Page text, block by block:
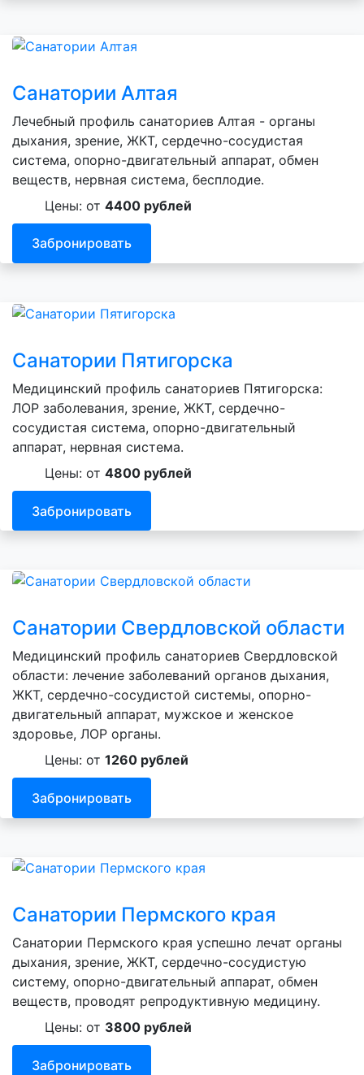
Санатории Алтая
Лечебный профиль санаториев Алтая - органы
дыхания, зрение, ЖКТ, сердечно-сосудистая
система, опорно-двигательный аппарат, обмен
веществ, нервная система, бесплодие.
Цены: от 4400 рублей
Забронировать
Санатории Пятигорска
Медицинский профиль санаториев Пятигорска:
ЛОР заболевания, зрение, ЖКТ, сердечно-
сосудистая система, опорно-двигательный
аппарат, нервная система.
Цены: от 4800 рублей
Забронировать
Санатории Свердловской области
Медицинский профиль санаториев Свердловской
области: лечение заболеваний органов дыхания,
ЖКТ, сердечно-сосудистой системы, опорно-
двигательный аппарат, мужское и женское
здоровье, ЛОР органы.
Цены: от 1260 рублей
Забронировать
Санатории Пермского края
Санатории Пермского края успешно лечат органы
дыхания, зрение, ЖКТ, сердечно-сосудистую
систему, опорно-двигательный аппарат, обмен
веществ, проводят репродуктивную медицину.
Цены: от 3800 рублей
Забронировать